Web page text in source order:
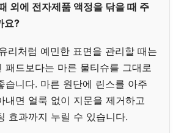
외에 전자제품 액정을 닦을 때 주
요?
리처럼 예민한 표면을 관리할 때는
패드보다는 마른 물티슈를 그대로
습니다. 마른 원단에 린스를 아주
내면 얼룩 없이 지문을 제거하고
효과까지 누릴 수 있습니다.